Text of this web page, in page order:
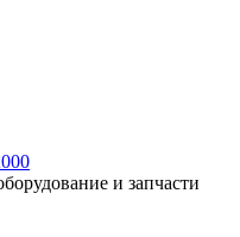
и запчасти